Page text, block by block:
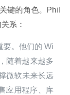
键的角色。Phil
系：
要。他们的 Wi
随着越来越多
微软未来长远
应用程序、库